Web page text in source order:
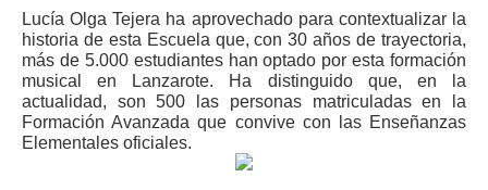
Lucía Olga Tejera ha aprovechado para contextualizar la
historia de esta Escuela que, con 30 años de trayectoria,
más de 5.000 estudiantes han optado por esta formación
musical en Lanzarote. Ha distinguido que, en la
actualidad, son 500 las personas matriculadas en la
Formación Avanzada que convive con las Enseñanzas
Elementales oficiales.